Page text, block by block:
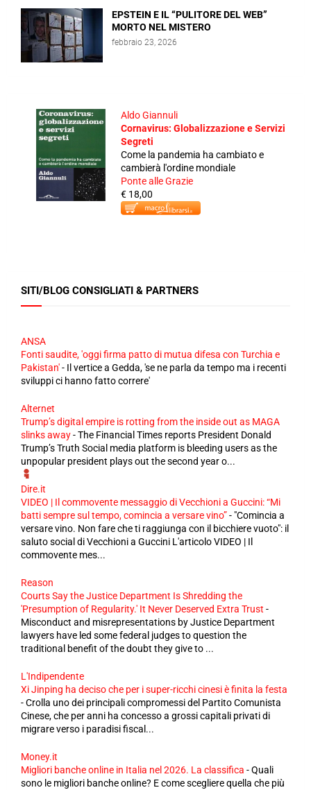
EPSTEIN E IL “PULITORE DEL WEB”
MORTO NEL MISTERO
febbraio 23, 2026
Aldo Giannuli
Cornavirus: Globalizzazione e Servizi
Segreti
Come la pandemia ha cambiato e
cambierà l'ordine mondiale
Ponte alle Grazie
€ 18,00
SITI/BLOG CONSIGLIATI & PARTNERS
ANSA
Fonti saudite, 'oggi firma patto di mutua difesa con Turchia e
Pakistan'- Il vertice a Gedda, 'se ne parla da tempo ma i recenti
sviluppi ci hanno fatto correre'
Alternet
Trump’s digital empire is rotting from the inside out as MAGA
slinks away-The Financial Times reports President Donald
Trump’s Truth Social media platform is bleeding users as the
unpopular president plays out the second year o...
Dire.it
VIDEO | Il commovente messaggio di Vecchioni a Guccini: “Mi
batti sempre sul tempo, comincia a versare vino”- "Comincia a
versare vino. Non fare che ti raggiunga con il bicchiere vuoto": il
saluto social di Vecchioni a Guccini L'articolo VIDEO | Il
commovente mes...
Reason
Courts Say the Justice Department Is Shredding the
'Presumption of Regularity.' It Never Deserved Extra Trust -
Misconduct and misrepresentations by Justice Department
lawyers have led some federal judges to question the
traditional benefit of the doubt they give to ...
L'Indipendente
Xi Jinping ha deciso che per i super-ricchi cinesi è finita la festa
-Crolla uno dei principali compromessi del Partito Comunista
Cinese, che per anni ha concesso a grossi capitali privati di
migrare verso i paradisi fiscal...
Money.it
Migliori banche online in Italia nel 2026. La classifica -Quali
sono le migliori banche online? E come scegliere quella che più